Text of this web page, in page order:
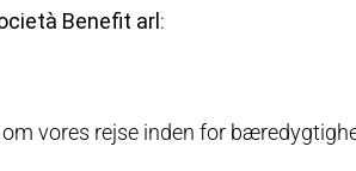
Benefit arl :
vores rejse inden for